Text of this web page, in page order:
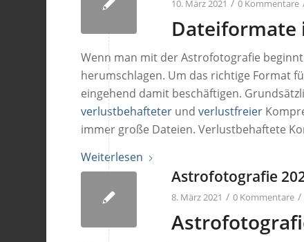
10. März 2021 / 0 Kommentare
Dateiformate
Wenn man mit der Astrofotografie
herumschlagen. Um das richtige Format
eingehend damit beschäftigen.
verlustbehafteter undverlustfreier
immer große Dateien. Verlustbehaftete
Weiterlesen
Astrofotografie
8. März 2021 / 0 Kommentare /